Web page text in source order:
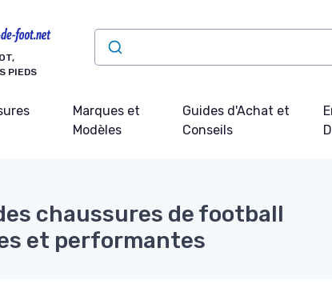
PIEDS
Marques et
Modèles
Guides d'Achat et
Conseils
chaussures de football
et performantes